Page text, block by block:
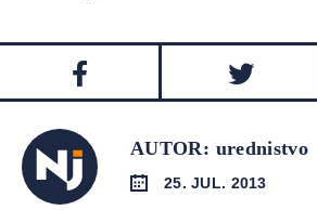
AUTOR: urednistvo
25. JUL. 2013